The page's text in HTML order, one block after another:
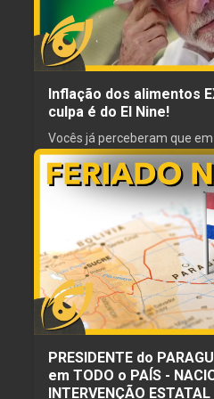
NARRADOR
Gordinho Caipira
Inflação dos alimentos
culpa é do El Nine!
Vocês já perceberam que
culpa da crise é sempre dos
ou do El Niño, ou da
população. Agora, em
raio em alguém, a culpa é
investiu em para-raios.
ESCRITOR
NARRADOR
Gordinho Caipira
PRESIDENTE do
em TODO o PAÍS -
INTERVENÇÃO ESTATAL